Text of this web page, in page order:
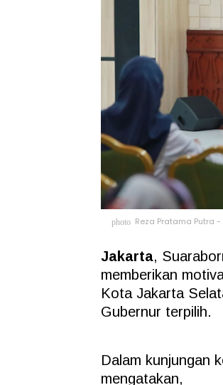
photo Reza Pratama Putra
Jakarta,
memberikan
Kota Jakarta
Gubernur terpilih.
Dalam kunjungan
mengatakan,